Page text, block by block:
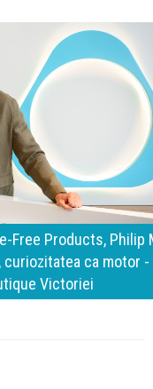
Philip Morris
ca motor -